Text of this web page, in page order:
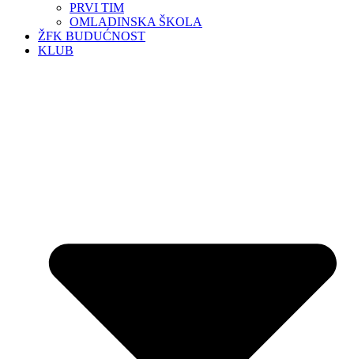
PRVI TIM
OMLADINSKA ŠKOLA
ŽFK BUDUĆNOST
KLUB